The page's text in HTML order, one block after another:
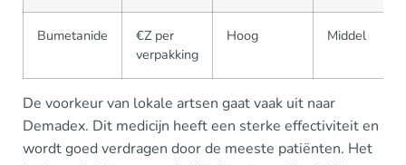
Bumetanide
€Z per
verpakking
Hoog Middel
De voorkeur van lokale artsen gaat vaak uit naar
Demadex. Dit medicijn heeft een sterke effectiviteit en
wordt goed verdragen door de meeste patiënten. Het